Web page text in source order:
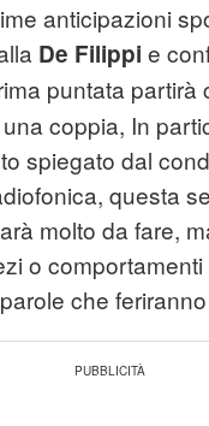
anticipazioni
De Filippi e
puntata partirà
coppia, In
spiegato dal
questa
molto da fare,
o
che